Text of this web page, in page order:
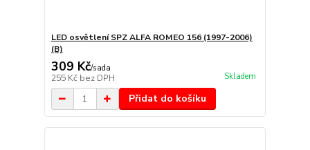
LED osvětlení SPZ ALFA ROMEO 156 (1997-2006)
(B)
309 Kč/sada
255 Kč bez DPH Skladem
Přidat do košíku